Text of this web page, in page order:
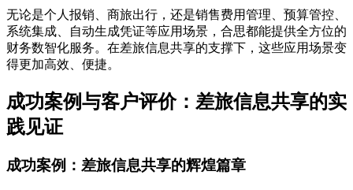
无论是个人报销、商旅出行，还是销售费用管理、预算管控、
系统集成、自动生成凭证等应用场景，合思都能提供全方位的
财务数智化服务。在差旅信息共享的支撑下，这些应用场景变
得更加高效、便捷。
成功案例与客户评价：差旅信息共享的实
践见证
成功案例：差旅信息共享的辉煌篇章